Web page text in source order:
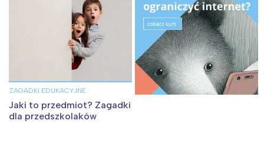
ZAGADKI EDUKACYJNE
Jaki to przedmiot? Zagadki
dla przedszkolaków